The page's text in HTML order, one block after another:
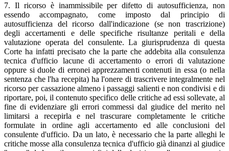
7. Il ricorso è inammissibile per difetto di autosufficienza, non
essendo accompagnato, come imposto dal principio di
autosufficienza del ricorso dall'indicazione (se non trascrizione)
degli accertamenti e delle specifiche risultanze peritali e della
valutazione operata del consulente. La giurisprudenza di questa
Corte ha infatti precisato che la parte che addebita alla consulenza
tecnica d'ufficio lacune di accertamento o errori di valutazione
oppure si duole di erronei apprezzamenti contenuti in essa (o nella
sentenza che l'ha recepita) ha l'onere di trascrivere integralmente nel
ricorso per cassazione almeno i passaggi salienti e non condivisi e di
riportare, poi, il contenuto specifico delle critiche ad essi sollevate, al
fine di evidenziare gli errori commessi dal giudice del merito nel
limitarsi a recepirla e nel trascurare completamente le critiche
formulate in ordine agli accertamento ed alle conclusioni del
consulente d'ufficio. Da un lato, è necessario che la parte alleghi le
critiche mosse alla consulenza tecnica d'ufficio già dinanzi al giudice